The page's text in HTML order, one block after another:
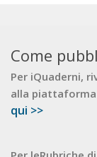
Come
Per iQuaderni,
alla piattaforma
qui >>